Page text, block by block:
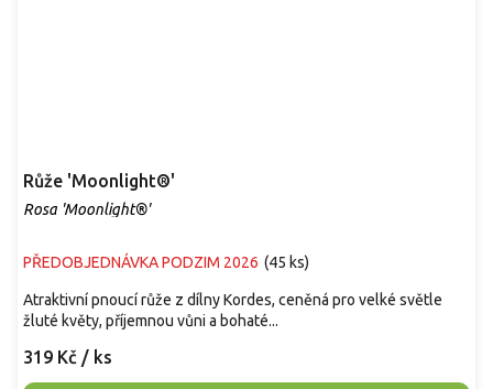
Růže 'Moonlight®'
Rosa 'Moonlight®'
PŘEDOBJEDNÁVKA PODZIM 2026 (45 ks)
319 Kč / ks
Atraktivní pnoucí růže z dílny Kordes, ceněná pro velké světle
žluté květy, příjemnou vůni a bohaté...